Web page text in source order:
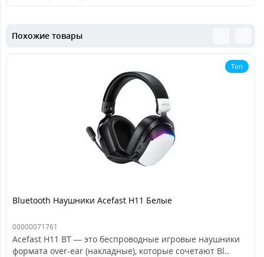
Похожие товары
Топ
Bluetooth Наушники Acefast H11 Белые
00000071761
Acefast H11 BT — это беспроводные игровые наушники
формата over-ear (накладные), которые сочетают Bl..